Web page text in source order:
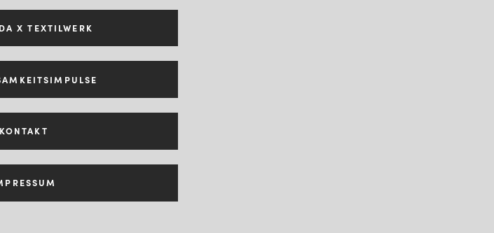
X TEXTILWERK
KONTAKT